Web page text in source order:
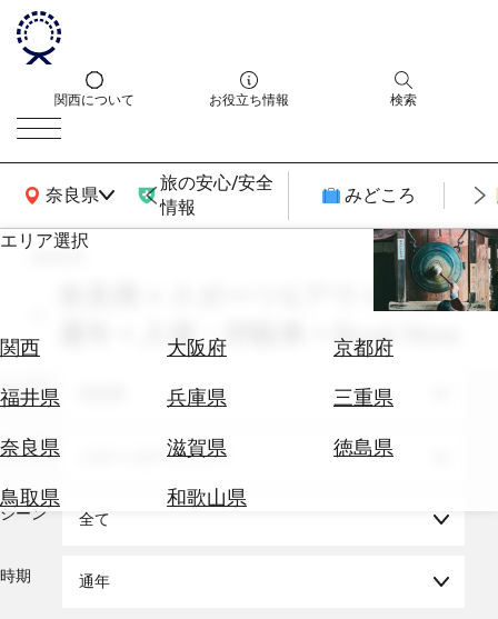
関西について お役立ち情報 検索
奈良県
関西広域MAP
旅の安心/安全
情報
みどころ
エリア選択
関西 大阪府
京都府
福井県
兵庫県
三重県
奈良県
滋賀県
徳島県
鳥取県
和歌山県
エ
券
テ
を
search
奈良県 × スポーツ&アウトドア ×
通年 × 入場・拝観券 × Book Now
エリア
テーマ スポーツ&アウトドア
シーン 全て
時期 通年